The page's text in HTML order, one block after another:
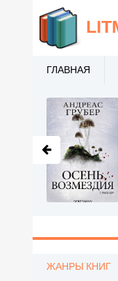
ЖАНРЫ КНИГ
ГЛАВНАЯ